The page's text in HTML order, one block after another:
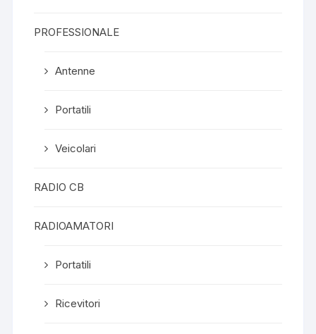
PROFESSIONALE
Antenne
Portatili
Veicolari
RADIO CB
RADIOAMATORI
Portatili
Ricevitori